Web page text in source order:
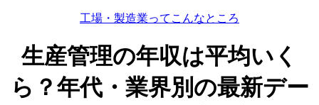
工場・製造業ってこんなところ
生産管理の年収は平均いく
ら？年代・業界別の最新デー